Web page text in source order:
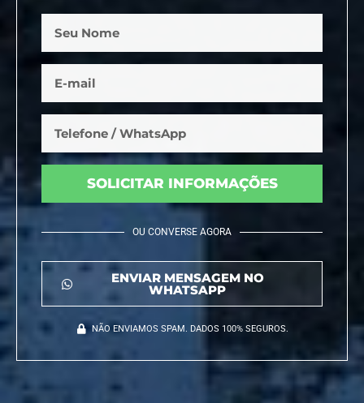
SOLICITAR INFORMAÇÕES
OU CONVERSE AGORA
ENVIAR MENSAGEM NO
WHATSAPP
NÃO ENVIAMOS SPAM. DADOS 100% SEGUROS.